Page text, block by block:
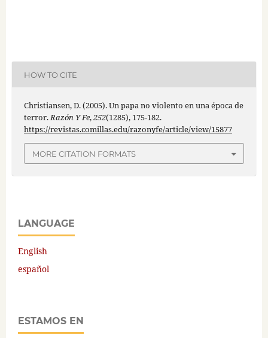
HOW TO CITE
Christiansen, D. (2005). Un papa no violento en una época de
terror.Razón Y Fe,252(1285), 175-182.
https://revistas.comillas.edu/razonyfe/article/view/15877
MORE CITATION FORMATS
LANGUAGE
English
español
ESTAMOS EN